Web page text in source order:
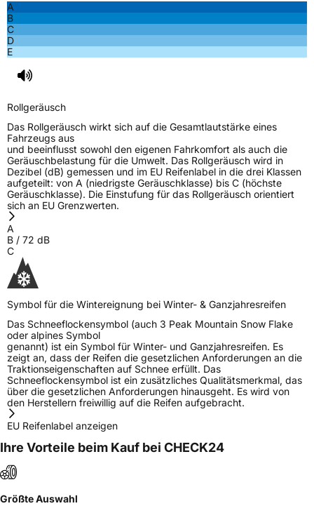
Fahrzeugklasse
3PMSF / Schneeflockensymbol / Alpine-Symbol
EPREL ID532230
Allgemeine Produktsicherheit (GPSR)
A
B
C
D
E
Rollgeräusch
Das Rollgeräusch wirkt sich auf die Gesamtlautstärke eines
Fahrzeugs aus
und beeinflusst sowohl den eigenen Fahrkomfort als auch die
Geräuschbelastung für die Umwelt. Das Rollgeräusch wird in
Dezibel (dB) gemessen und im EU Reifenlabel in die drei Klassen
aufgeteilt: von A (niedrigste Geräuschklasse) bis C (höchste
Geräuschklasse). Die Einstufung für das Rollgeräusch orientiert
sich an EU Grenzwerten.
A
B / 72 dB
C
Symbol für die Wintereignung bei Winter- & Ganzjahresreifen
Das Schneeflockensymbol (auch 3 Peak Mountain Snow Flake
oder alpines Symbol
genannt) ist ein Symbol für Winter- und Ganzjahresreifen. Es
zeigt an, dass der Reifen die gesetzlichen Anforderungen an die
Traktionseigenschaften auf Schnee erfüllt. Das
Schneeflockensymbol ist ein zusätzliches Qualitätsmerkmal, das
über die gesetzlichen Anforderungen hinausgeht. Es wird von
den Herstellern freiwillig auf die Reifen aufgebracht.
EU Reifenlabel anzeigen
Ihre Vorteile beim Kauf bei CHECK24
Größte Auswahl